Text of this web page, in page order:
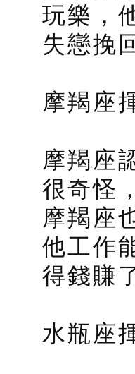
玩樂，
失戀挽
摩羯座
摩羯座
很奇怪
摩羯座
他工作
得錢賺
水瓶座